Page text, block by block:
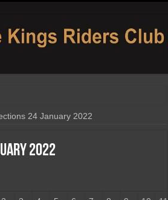
24 January 2022
2022